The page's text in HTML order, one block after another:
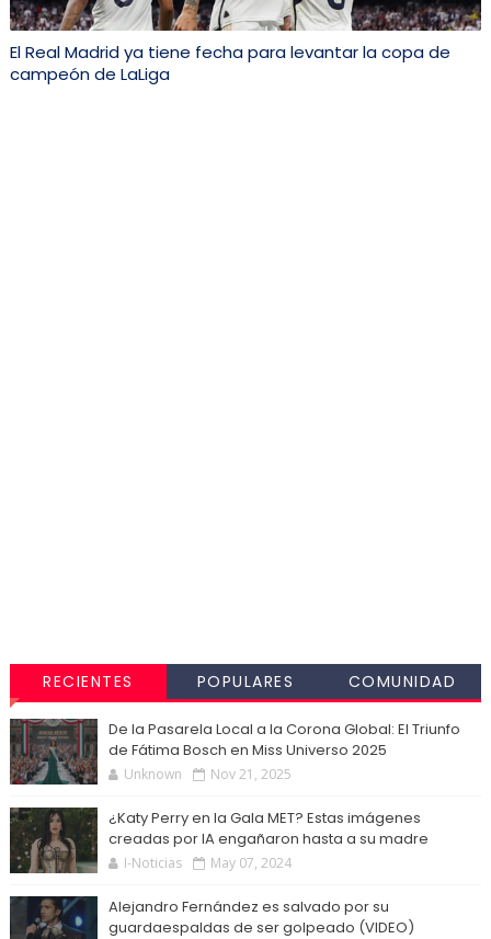
El Real Madrid ya tiene fecha para levantar la copa de
campeón de LaLiga
RECIENTES POPULARES COMUNIDAD
De la Pasarela Local a la Corona Global: El Triunfo
de Fátima Bosch en Miss Universo 2025
Unknown Nov 21, 2025
¿Katy Perry en la Gala MET? Estas imágenes
creadas por IA engañaron hasta a su madre
I-Noticias May 07, 2024
Alejandro Fernández es salvado por su
guardaespaldas de ser golpeado (VIDEO)